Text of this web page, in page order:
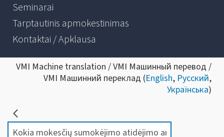
Seminarai
Tarptautinis apmokestinimas
Kontaktai / Apklausa
VMI Machine translation / VMI Машинный перевод /
VMI Машинний переклад (English, Русский,
Українська)